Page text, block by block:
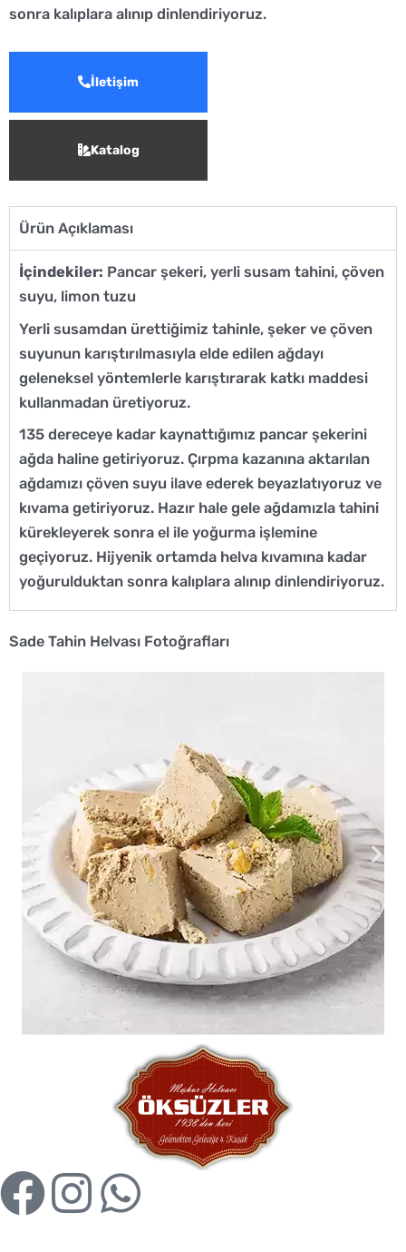
sonra kalıplara alınıp dinlendiriyoruz.
İletişim
Katalog
Ürün Açıklaması
İçindekiler: Pancar şekeri, yerli susam tahini, çöven
suyu, limon tuzu
Yerli susamdan ürettiğimiz tahinle, şeker ve çöven
suyunun karıştırılmasıyla elde edilen ağdayı
geleneksel yöntemlerle karıştırarak katkı maddesi
kullanmadan üretiyoruz.
135 dereceye kadar kaynattığımız pancar şekerini
ağda haline getiriyoruz. Çırpma kazanına aktarılan
ağdamızı çöven suyu ilave ederek beyazlatıyoruz ve
kıvama getiriyoruz. Hazır hale gele ağdamızla tahini
kürekleyerek sonra el ile yoğurma işlemine
geçiyoruz. Hijyenik ortamda helva kıvamına kadar
yoğurulduktan sonra kalıplara alınıp dinlendiriyoruz.
Sade Tahin Helvası Fotoğrafları
F I
W